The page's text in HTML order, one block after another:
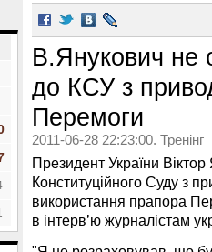
В.Янукович не
до КСУ з
Перемоги
2011-06-28 22:23:00. Тренінг
Президент України
Конституційного Суду з
використання прапора
в інтерв’ю журналістам